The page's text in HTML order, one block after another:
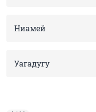
Ниамей
Уагадугу